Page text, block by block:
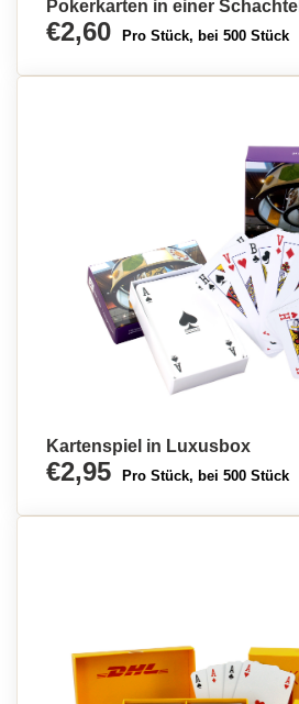
Pokerkarten in einer Schachtel
€2,60 Pro Stück, bei 500 Stück
Kartenspiel in Luxusbox
€2,95 Pro Stück, bei 500 Stück